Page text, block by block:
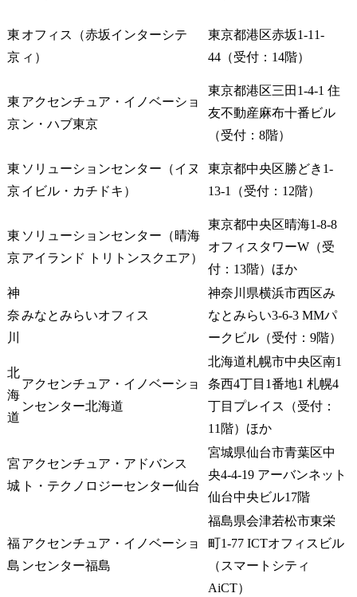
東
京
オフィス（赤坂インターシテ
ィ）
東京都港区赤坂1-11-
44（受付：14階）
東
京
アクセンチュア・イノベーショ
ン・ハブ東京
東京都港区三田1-4-1 住
友不動産麻布十番ビル
（受付：8階）
東
京
ソリューションセンター（イヌ
イビル・カチドキ）
東京都中央区勝どき1-
13-1（受付：12階）
東
京
ソリューションセンター（晴海
アイランド トリトンスクエア）
東京都中央区晴海1-8-8
オフィスタワーW（受
付：13階）ほか
神
奈
川
みなとみらいオフィス
神奈川県横浜市西区み
なとみらい3-6-3 MMパ
ークビル（受付：9階）
北
海
道
アクセンチュア・イノベーショ
ンセンター北海道
北海道札幌市中央区南1
条西4丁目1番地1 札幌4
丁目プレイス（受付：
11階）ほか
宮
城
アクセンチュア・アドバンス
ト・テクノロジーセンター仙台
宮城県仙台市青葉区中
央4-4-19 アーバンネット
仙台中央ビル17階
福
島
アクセンチュア・イノベーショ
ンセンター福島
福島県会津若松市東栄
町1-77 ICTオフィスビル
（スマートシティ
AiCT）